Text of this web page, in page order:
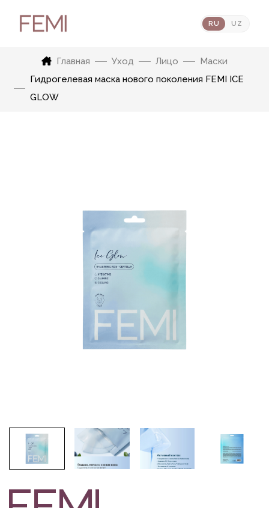
RU UZ
Главная Уход Лицо
Маски
Гидрогелевая маска нового поколения FEMI ICE
GLOW